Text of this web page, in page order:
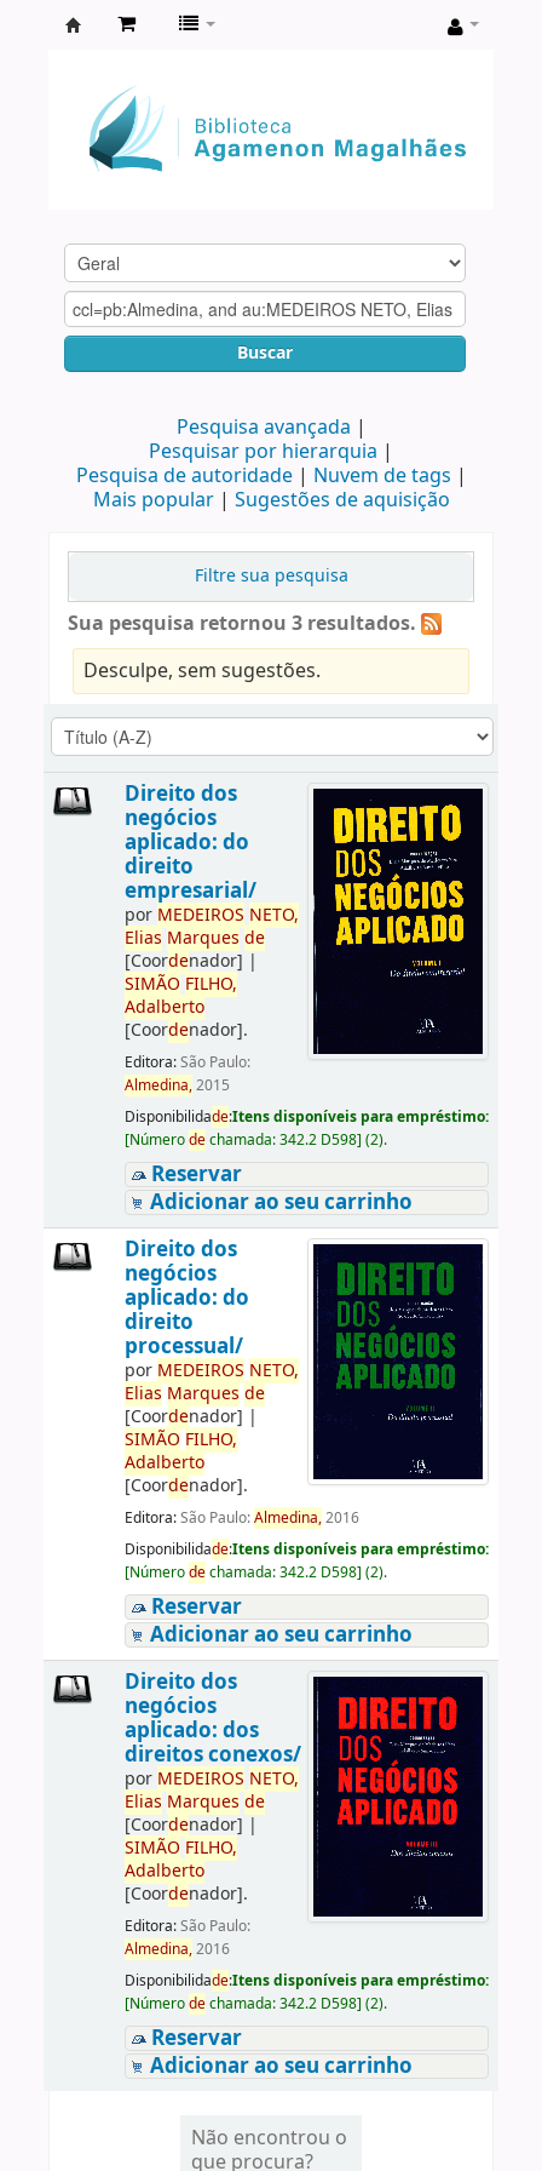
Agamenon
Magalhães
Buscar
Pesquisa avançada
Pesquisar por hierarquia
Pesquisa de autoridade
Nuvem de tags
Mais popular
Sugestões de aquisição
Filtre sua pesquisa
Sua pesquisa retornou 3 resultados.
Desculpe, sem sugestões.
Direito dos
negócios
aplicado: do
direito
empresarial/
por MEDEIROS NETO,
Elias Marques de
[Coordenador] |
SIMÃO FILHO,
Adalberto
[Coordenador].
Editora:São Paulo:
Almedina,2015
Disponibilidade:Itens disponíveis para empréstimo:
[Númerodechamada:342.2 D598] (2).
Reservar
Adicionar ao seu carrinho
Direito dos
negócios
aplicado: do
direito
processual/
por MEDEIROS NETO,
Elias Marques de
[Coordenador] |
SIMÃO FILHO,
Adalberto
[Coordenador].
Editora:São Paulo:Almedina,2016
Disponibilidade:Itens disponíveis para empréstimo:
[Númerodechamada:342.2 D598] (2).
Reservar
Adicionar ao seu carrinho
Direito dos
negócios
aplicado: dos
direitos conexos/
por MEDEIROS NETO,
Elias Marques de
[Coordenador] |
SIMÃO FILHO,
Adalberto
[Coordenador].
Editora:São Paulo:
Almedina,2016
Disponibilidade:Itens disponíveis para empréstimo:
[Númerodechamada:342.2 D598] (2).
Reservar
Adicionar ao seu carrinho
Não encontrou o
que procura?